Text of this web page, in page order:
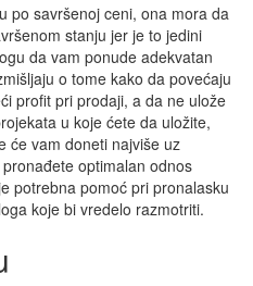
po savršenoj ceni, ona mora da
stanju jer je to jedini
da vam ponude adekvatan
o tome kako da povećaju
profit pri prodaji, a da ne ulože
u koje ćete da uložite,
će vam doneti najviše uz
optimalan odnos
potrebna pomoć pri pronalasku
koje bi vredelo razmotriti.